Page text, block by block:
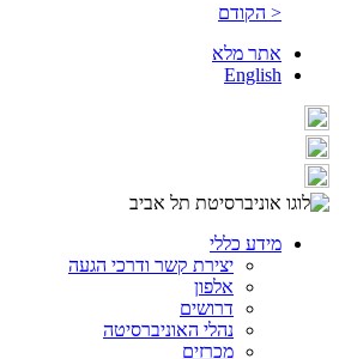
< הקודם
אתר מלא
English
מידע כללי
יצירת קשר ודרכי הגעה
אלפון
דרושים
נהלי האוניברסיטה
מכרזים